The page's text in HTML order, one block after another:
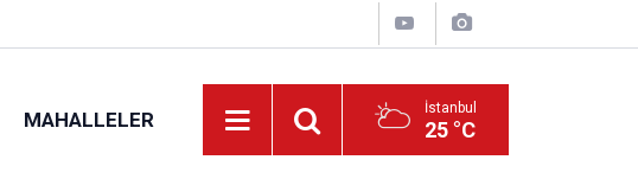
MAHALLELER İstanbul
25 °C